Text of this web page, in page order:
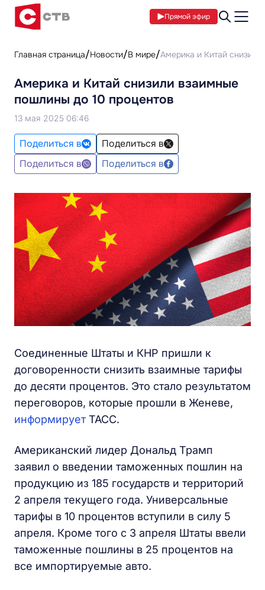
Прямой эфир
Главная страница Новости В мире Америка и Китай
Америка и Китай снизили взаимные
пошлины до 10 процентов
13 мая 2025 06:46
Поделиться в
Поделиться в
Поделиться в
Поделиться в
Соединенные Штаты и КНР пришли к
договоренности снизить взаимные тарифы
до десяти процентов. Это стало результатом
переговоров, которые прошли в Женеве,
информируетТАСС.
Американский лидер Дональд Трамп
заявил о введении таможенных пошлин на
продукцию из 185 государств и территорий
2 апреля текущего года. Универсальные
тарифы в 10 процентов вступили в силу 5
апреля. Кроме того с 3 апреля Штаты ввели
таможенные пошлины в 25 процентов на
все импортируемые авто.